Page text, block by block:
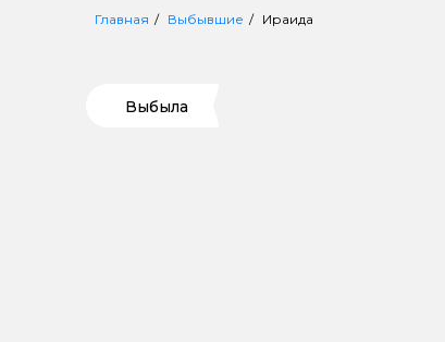
Главная Выбывшие Ираида
Выбыла